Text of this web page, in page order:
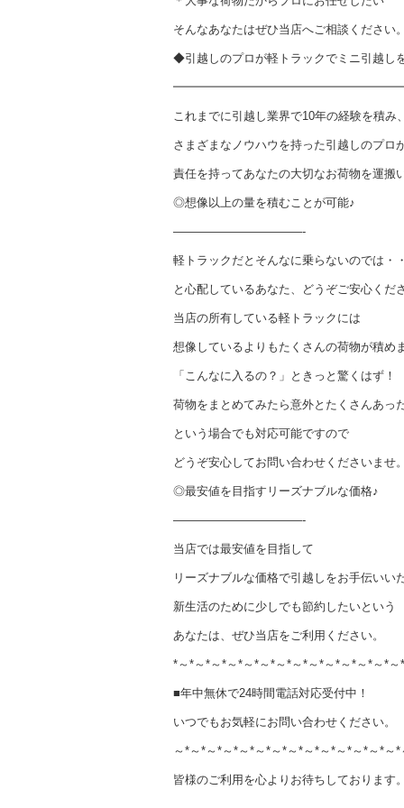
そんなあなたはぜひ当店へご相談ください。
◆引越しのプロが軽トラックでミニ引越し
これまでに引越し業界で10年の経験を積み、
さまざまなノウハウを持った引越しのプロ
責任を持ってあなたの大切なお荷物を運搬
◎想像以上の量を積むことが可能♪
———————————-
軽トラックだとそんなに乗らないのでは・
と心配しているあなた、どうぞご安心くださ
当店の所有している軽トラックには
想像しているよりもたくさんの荷物が積め
「こんなに入るの？」ときっと驚くはず！
荷物をまとめてみたら意外とたくさんあった
という場合でも対応可能ですので
どうぞ安心してお問い合わせくださいませ。
◎最安値を目指すリーズナブルな価格♪
———————————-
当店では最安値を目指して
リーズナブルな価格で引越しをお手伝いい
新生活のために少しでも節約したいという
あなたは、ぜひ当店をご利用ください。
*～*～*～*～*～*～*～*～*～*～*～*～*～*～
■年中無休で24時間電話対応受付中！
いつでもお気軽にお問い合わせください。
～*～*～*～*～*～*～*～*～*～*～*～*～*～*
皆様のご利用を心よりお待ちしております。